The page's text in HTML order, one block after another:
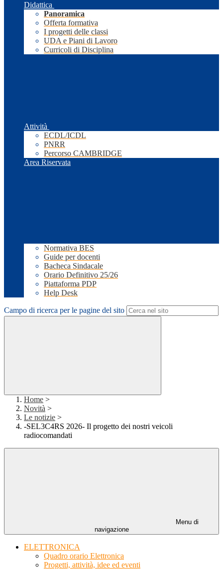
Didattica
Panoramica
Offerta formativa
I progetti delle classi
UDA e Piani di Lavoro
Curricoli di Disciplina
Attività
ECDL/ICDL
PNRR
Percorso CAMBRIDGE
Area Riservata
Normativa BES
Guide per docenti
Bacheca Sindacale
Orario Definitivo 25/26
Piattaforma PDP
Help Desk
Campo di ricerca per le pagine del sito
Home >
Novità >
Le notizie >
-SEL3C4RS 2026- Il progetto dei nostri veicoli
radiocomandati
Menu di
navigazione
ELETTRONICA
Quadro orario Elettronica
Progetti, attività, idee ed eventi